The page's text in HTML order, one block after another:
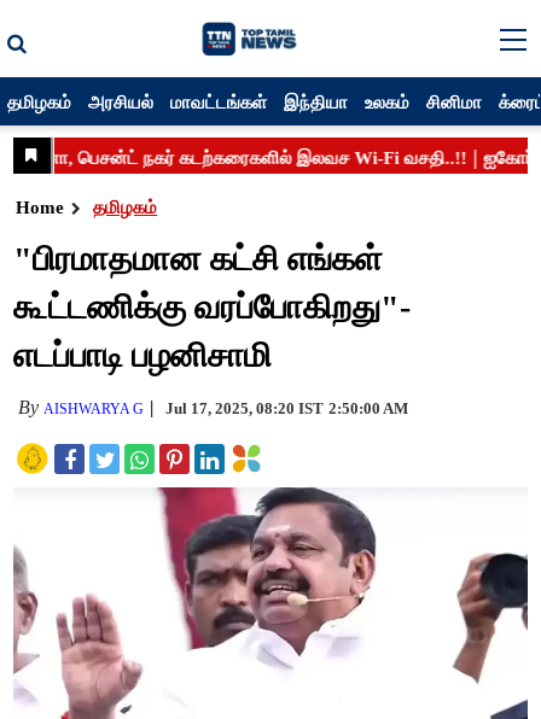
தமிழகம் அரசியல் மாவட்டங்கள் இந்தியா உலகம் சினிமா
Home தமிழகம்
"பிரமாதமான கட்சி எங்கள்
கூட்டணிக்கு வரப்போகிறது"-
எடப்பாடி பழனிசாமி
By AISHWARYA G Jul 17, 2025, 08:20 IST 2:50:00 AM